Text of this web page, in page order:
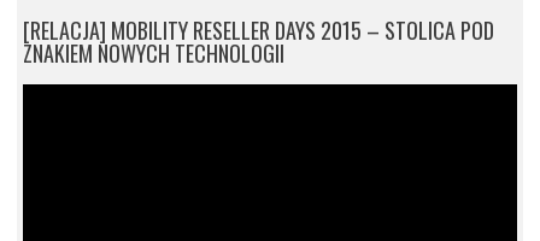
[RELACJA] MOBILITY RESELLER DAYS 2015 – STOLICA POD
ZNAKIEM NOWYCH TECHNOLOGII